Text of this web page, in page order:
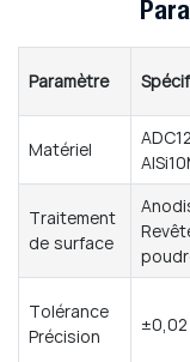
Paramètre
Matériel
Traitement
de surface
Tolérance
Précision
±0,02